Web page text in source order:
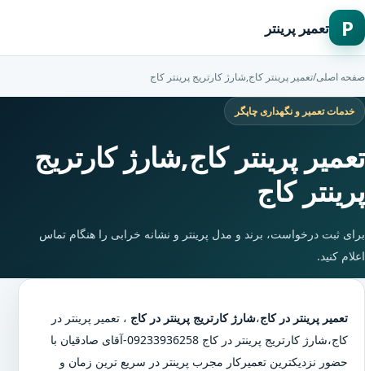
P تعمیر پرینتر
صفحه اصلی/تعمیر پرینتر کاج,شارژ کارتریج پرینتر کاج
خدمات تعمیر و نگهداری چاپگر
تعمیر پرینتر کاج,شارژ کارتریج
پرینتر کاج
برای ثبت درخواست، برند و مدل پرینتر و نشانه خرابی را هنگام تماس
اعلام کنید.
تعمیر پرینتر در کاج،شارژ کارتریج پرینتر در کاج ، تعمیر پرینتر در
کاج،شارژ کارتریج پرینتر در کاج
09233936258-آقای صادقیان با
حضور نزدیکترین تعمیرکار مجرب پرینتر در سریع ترین زمان و